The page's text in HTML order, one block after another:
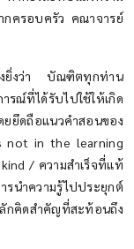
กครอบครัว คณาจารย์
งยิ่งว่า บัณฑิตทุกท่าน
ที่ได้รับไปใช้ให้เกิด
ดถือแนวคำสอนของ
not in the learning
/ ความสำเร็จที่แท้
รนำความรู้ไปประยุกต์
คิดสำคัญที่สะท้อนถึง